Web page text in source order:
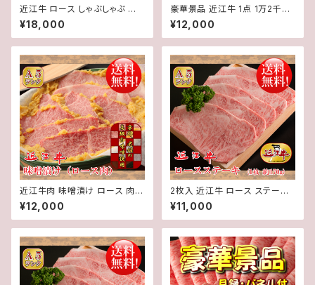
近江牛 ロース しゃぶしゃぶ 用
（3～4人前）600g【 冷蔵 】 A５
「 認定 」近江牛☆選べるしゃぶ
しゃぶのタレ付き☆★ 送料無料
¥18,000
豪華景品 近江牛 1点 1万2千円
コース 目録・パネル付き ゴルフ
コンペ 二次会 イベント
¥12,000
近江牛肉 味噌漬け ロース 肉 4
00g入り【 冷蔵 】 A５ 「 認定 」
近江牛★ 送料無料 ★※一部地
域を除く
¥12,000
2枚入 近江牛 ロース ステーキ
(1枚約170g) 2枚 計約340g【
冷蔵 】 A５ 「 認定 」近江牛 ★
送料無料 ★※一部地域を除く
¥11,000